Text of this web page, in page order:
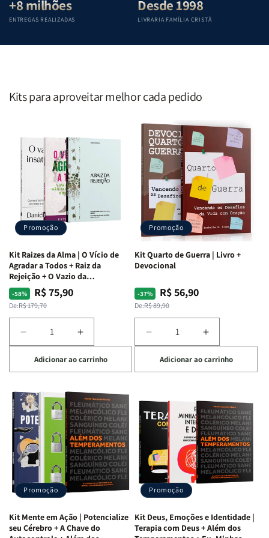
+8 milhões
ENTREGAS REALIZADAS
Desde 1998
LIVRARIA FAMÍLIA CRISTÃ
Kits para aproveitar melhor cada pedido
Promoção
Kit Raizes da Alma | O Vício de
Agradar a Todos + Raiz da
Rejeição + O Vazio da
Insatisfação.
-58%
Preço
normal
De:R$ 179,70
Preço
promocional
R$ 75,90
Diminuir
a
quantidade
de
Raizes
da
Alma
|
O
Vício
Agradar
a
Todos
+
Aumentar
a
quantidade
de
Raizes
da
Alma
|
O
Vício
de
Agradar
Todos
+
Adicionar ao carrinho
Promoção
Kit Quarto de Guerra | Livro +
Devocional
-37%
Preço
normal
De:R$ 89,90
Preço
promocional
R$ 56,90
Diminuir
a
quantidade
de
Quarto
de
Guerra
Livro
+
Devocional
Aumentar
a
quantidade
de
Quarto
de
Guerra
|
Livro
+
Devocional
Adicionar ao carrinho
Promoção
Kit Mente em Ação | Potencialize
seu Cérebro + A Chave do
Promoção
Kit Deus, Emoções e Identidade |
Terapia com Deus + Além dos